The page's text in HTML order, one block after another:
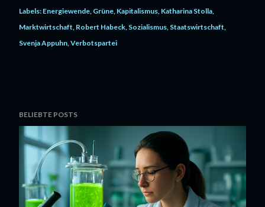
Labels: Energiewende Grüne Kapitalismus Katharina Stolla
Marktwirtschaft Robert Habeck Sozialismus Staatswirtschaft
Svenja Appuhn Verbotspartei
BELIEBTE POSTS